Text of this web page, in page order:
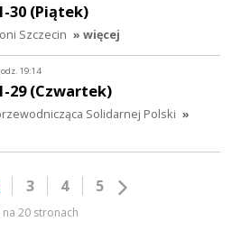
30 (Piątek)
Szczecin » więcej
19:14
29 (Czwartek)
Solidarnej Polski »
3 4 5
na 20 stronach